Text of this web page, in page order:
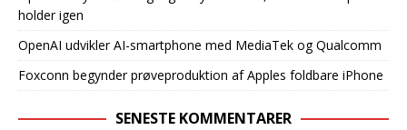
holder igen
OpenAI udvikler AI-smartphone med MediaTek og Qualcomm
Foxconn begynder prøveproduktion af Apples foldbare iPhone
SENESTE KOMMENTARER